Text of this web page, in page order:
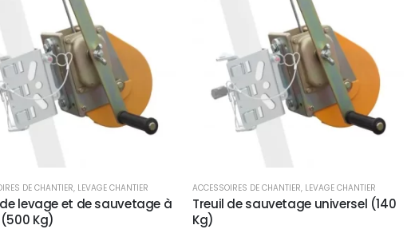
DE CHANTIER, LEVAGE CHANTIER
levage et de sauvetage à
Kg)
ACCESSOIRES DE CHANTIER, LEVAGE CHANTIER
Treuil de sauvetage universel (140
Kg)